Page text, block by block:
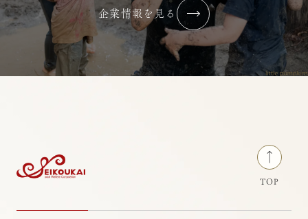
じる瞬間はありますか？】
2026/07/02 コラム・ブログ
横浜りとるぱんぷきんず
企業情報を見る
TOP